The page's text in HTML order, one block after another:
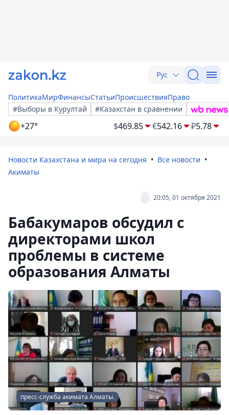
Рус
ПолитикаМирФинансыСтатьиПроисшествияПраво
#Выборы в Курултай
#Казахстан в сравнении
+27° $469.85 €542.16 ₽5.78
Новости Казахстана и мира на сегодня
Все новости
Акиматы
20:05, 01 октября 2021
Бабакумаров обсудил с
директорами школ
проблемы в системе
образования Алматы
пресс-служба акимата Алматы.